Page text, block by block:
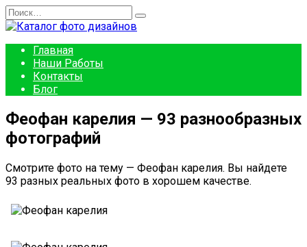
Перейти
к
Search
for:
Главная
Наши Работы
Контакты
Блог
Феофан карелия — 93 разнообразных
фотографий
Смотрите фото на тему — Феофан карелия. Вы найдете
93 разных реальных фото в хорошем качестве.